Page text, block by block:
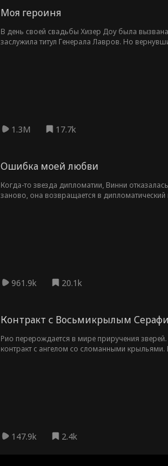
Моя героиня
В день своей свадьбы Хизер Доу была
заслужила титул Генерала Лавров. Но
1.3M 17.7k
Ошибка моей любви
Когда-то звезда дипломатии, Винни
заново, она возвращается в
961.9k 20.1k
Контракт с Восьмикрылым
Рио перерождается в мире приручения
контракт с ангелом со сломанными
147.9k 2.4k